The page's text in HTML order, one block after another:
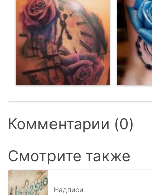
Комментарии (0)
Смотрите также
Надписи